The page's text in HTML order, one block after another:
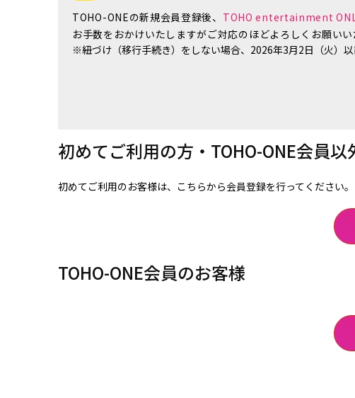
TOHO-ONEの新規会員登録後、 TOHO entertainment
お手数をおかけいたしますがご対応のほどよろしくお願いい
※紐づけ（移行手続き）をしない場合、2026年3月2日（火）
初めてご利用の方・TOHO-ONE会員以
初めてご利用のお客様は、こちらから会員登録を行ってください。
TOHO-ONE会員のお客様